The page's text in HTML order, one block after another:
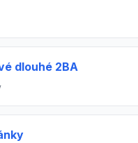
dlouhé 2BA